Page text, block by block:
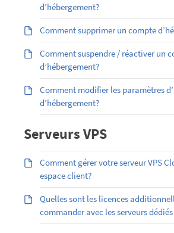
d’hébergement?
Comment supprimer un compte
Comment suspendre / réactiver un
d’hébergement?
Comment modifier les paramètres
d’hébergement?
Serveurs VPS
Comment gérer votre serveur VPS
espace client?
Quelles sont les licences
commander avec les serveurs dédiés